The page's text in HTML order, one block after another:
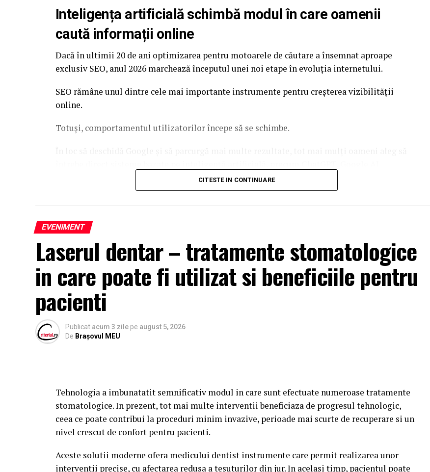
Inteligența artificială schimbă modul în care oamenii
caută informații online
Dacă în ultimii 20 de ani optimizarea pentru motoarele de căutare a însemnat aproape
exclusiv SEO, anul 2026 marchează începutul unei noi etape în evoluția internetului.
SEO rămâne unul dintre cele mai importante instrumente pentru creșterea vizibilității
online.
Totuși, comportamentul utilizatorilor începe să se schimbe.
Nu mai este suficient să apari în rezultatele căutării.
Trebuie să fii și una dintre sursele pe care inteligența artificială le consideră suficient de
relevante pentru a formula răspunsurile oferite utilizatorilor.
Până de curând, procesul era simplu.
agenție SEO
Persoana analiza mai multe site-uri și decidea ce companie să contacteze.
Astăzi, aceeași persoană poate întreba:
Cum aleg o agenție SEO?
sau
CITESTE IN CONTINUARE
EVENIMENT
Laserul dentar – tratamente stomatologice
in care poate fi utilizat si beneficiile pentru
pacienti
Publicat acum 3 zile pe august 5, 2026
De Brașovul MEU
Tehnologia a imbunatatit semnificativ modul in care sunt efectuate numeroase tratamente
stomatologice. In prezent, tot mai multe interventii beneficiaza de progresul tehnologic,
ceea ce poate contribui la proceduri minim invazive, perioade mai scurte de recuperare si un
nivel crescut de confort pentru pacienti.
Aceste solutii moderne ofera medicului dentist instrumente care permit realizarea unor
interventii precise, cu afectarea redusa a tesuturilor din jur. In acelasi timp, pacientul poate